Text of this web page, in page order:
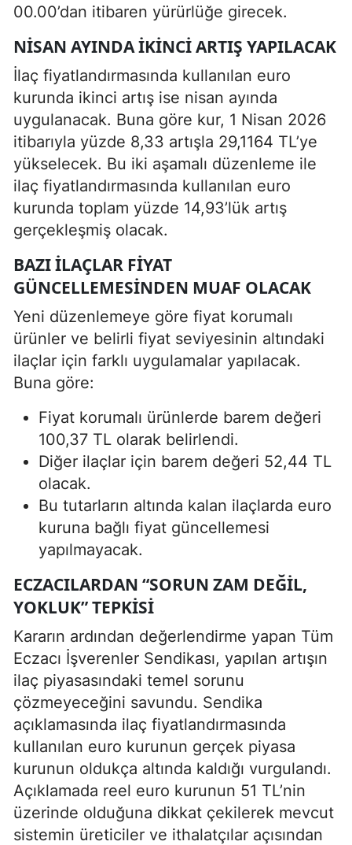
00.00’dan itibaren yürürlüğe girecek.
NISAN AYINDA IKINCI ARTIŞ YAPILACAK
İlaç fiyatlandırmasında kullanılan euro
kurunda ikinci artış ise nisan ayında
uygulanacak. Buna göre kur, 1 Nisan 2026
itibarıyla yüzde 8,33 artışla 29,1164 TL’ye
yükselecek. Bu iki aşamalı düzenleme ile
ilaç fiyatlandırmasında kullanılan euro
kurunda toplam yüzde 14,93’lük artış
gerçekleşmiş olacak.
BAZI ILAÇLAR FIYAT
GÜNCELLEMESINDEN MUAF OLACAK
Yeni düzenlemeye göre fiyat korumalı
ürünler ve belirli fiyat seviyesinin altındaki
ilaçlar için farklı uygulamalar yapılacak.
Buna göre:
Fiyat korumalı ürünlerde barem değeri
100,37 TL olarak belirlendi.
Diğer ilaçlar için barem değeri 52,44 TL
olacak.
Bu tutarların altında kalan ilaçlarda euro
kuruna bağlı fiyat güncellemesi
yapılmayacak.
ECZACILARDAN “SORUN ZAM DEĞIL,
YOKLUK” TEPKISI
Kararın ardından değerlendirme yapan Tüm
Eczacı İşverenler Sendikası, yapılan artışın
ilaç piyasasındaki temel sorunu
çözmeyeceğini savundu. Sendika
açıklamasında ilaç fiyatlandırmasında
kullanılan euro kurunun gerçek piyasa
kurunun oldukça altında kaldığı vurgulandı.
Açıklamada reel euro kurunun 51 TL’nin
üzerinde olduğuna dikkat çekilerek mevcut
sistemin üreticiler ve ithalatçılar açısından